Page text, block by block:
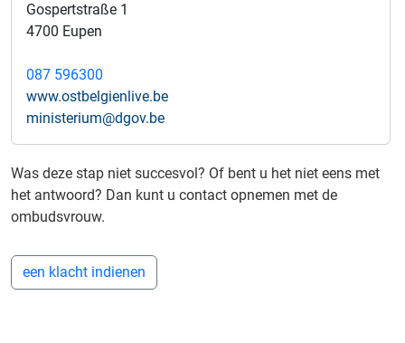
Gospertstraße 1
4700 Eupen
087 596300
www.ostbelgienlive.be
ministerium@dgov.be
Was deze stap niet succesvol? Of bent u het niet eens met
het antwoord? Dan kunt u contact opnemen met de
ombudsvrouw.
een klacht indienen